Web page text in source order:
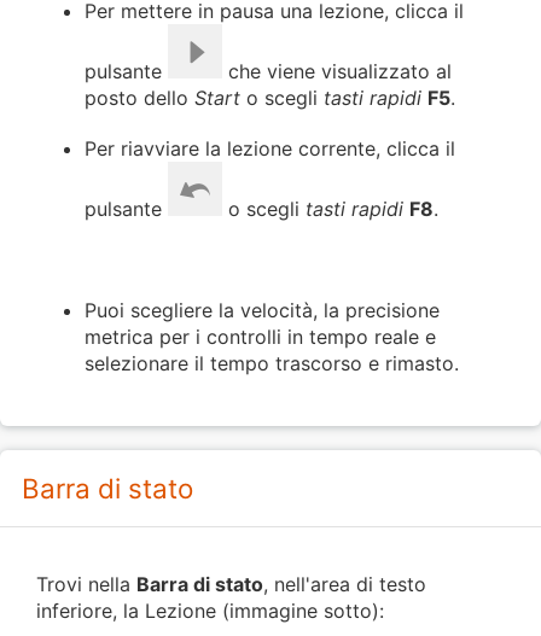
Per mettere in pausa una lezione, clicca il
pulsante
che viene visualizzato al
posto dello Start o scegli tasti rapidi F5.
Per riavviare la lezione corrente, clicca il
pulsante o scegli tasti rapidi F8.
Puoi scegliere la velocità, la precisione
metrica per i controlli in tempo reale e
selezionare il tempo trascorso e rimasto.
Barra di stato
Trovi nella Barra di stato, nell'area di testo
inferiore, la Lezione (immagine sotto):